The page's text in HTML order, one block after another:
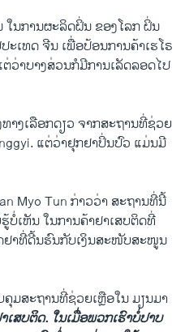
ນ​ການ​ຜະລິດ​ຝິ່ນ ​ຂອງໂລກ ຝິ່ນ​
ເທດ ຈີນ ​ເພື່ອ​ປ້ອນ​ການ​ຄ້າເຮໂຣ
ວ່າ​ບາງ​ສ່ວນ​ກໍ​ມີການເລັດລອດ​ໄປ
າງ​ເລືອກ​ດຽວ​ ຈາ​ກສະ​ຖານ​ທີ່​ຊ່ວຍ​
ແຕ່​ວ່າ​ຢຸກຢາປິ່ນປົວ ແມ່ນ​ມີ​
Myo Tun ກ່າວ​ວ່າ ສະຖານ​ທີ່​ນີ້​
ເຫັນ ​ໃນ​ການ​ຄ້າ​ຢາ​ເສບ​ຕິດ​ທີ່​
ຢາ​ທີ່ດີ້ນຮົນ​ກັບ​ເງິນ​ສະໜັບ​ສະ​ໜູນ​
ມ​ສະຖານ​ທີ່​ຊ່ວຍ​ເຫຼືອ​ໃນ ມຽນມາ
ສບ​ຕິດ. ​ໃນ​ເມື່ອ​ພວກ​ເຮົາ​ບໍ່​ປາບ​